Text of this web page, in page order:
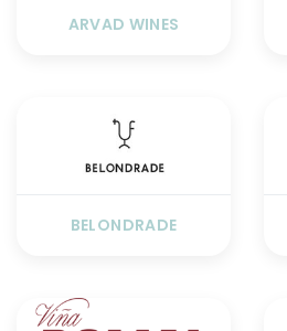
ARVAD WINES
BELONDRADE